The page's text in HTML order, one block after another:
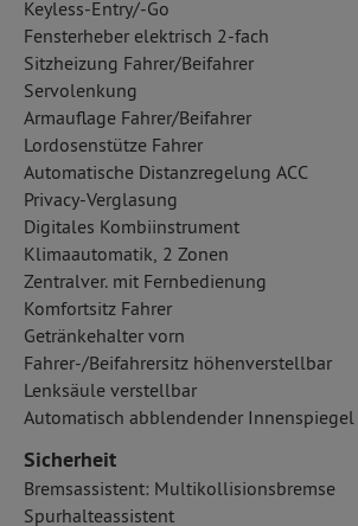
Keyless-Entry/-Go
Fensterheber elektrisch 2-fach
Sitzheizung Fahrer/Beifahrer
Servolenkung
Armauflage Fahrer/Beifahrer
Lordosenstütze Fahrer
Automatische Distanzregelung ACC
Privacy-Verglasung
Digitales Kombiinstrument
Klimaautomatik, 2 Zonen
Zentralver. mit Fernbedienung
Komfortsitz Fahrer
Getränkehalter vorn
Fahrer-/Beifahrersitz höhenverstellbar
Lenksäule verstellbar
Automatisch abblendender Innenspiegel
Sicherheit
Bremsassistent: Multikollisionsbremse
Spurhalteassistent